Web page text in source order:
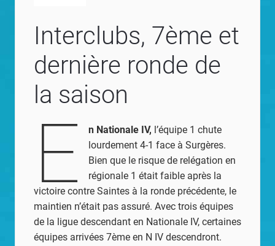
Interclubs, 7ème et
dernière ronde de
la saison
E n Nationale IV, l’équipe 1 chute
lourdement 4-1 face à Surgères.
Bien que le risque de relégation en
régionale 1 était faible après la
victoire contre Saintes à la ronde précédente, le
maintien n’était pas assuré. Avec trois équipes
de la ligue descendant en Nationale IV, certaines
équipes arrivées 7ème en N IV descendront.